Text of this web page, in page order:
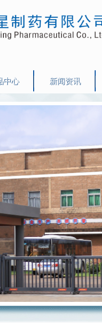
中心 新闻资讯